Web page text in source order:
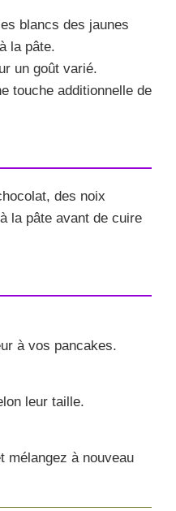
blancs des jaunes
la pâte.
un goût varié.
touche additionnelle de
des noix
la pâte avant de cuire
à vos pancakes.
leur taille.
mélangez à nouveau